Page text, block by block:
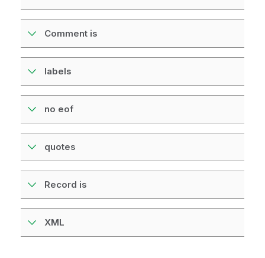
Comment is
labels
no eof
quotes
Record is
XML